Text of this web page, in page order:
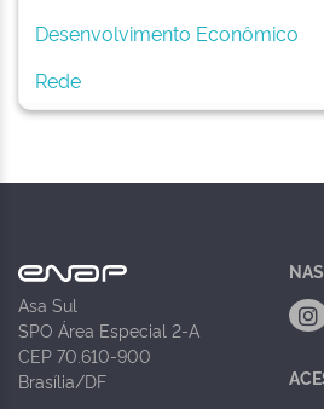
Desenvolvimento Econômico
Rede
Asa Sul
SPO Área Especial 2-A
CEP 70.610-900
Brasília/DF